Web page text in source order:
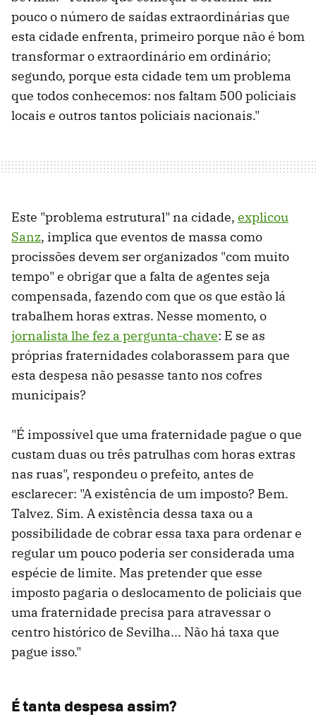
pouco o número de saídas extraordinárias que
esta cidade enfrenta, primeiro porque não é bom
transformar o extraordinário em ordinário;
segundo, porque esta cidade tem um problema
que todos conhecemos: nos faltam 500 policiais
locais e outros tantos policiais nacionais."
Este "problema estrutural" na cidade, explicou
Sanz, implica que eventos de massa como
procissões devem ser organizados "com muito
tempo" e obrigar que a falta de agentes seja
compensada, fazendo com que os que estão lá
trabalhem horas extras. Nesse momento, o
jornalista lhe fez a pergunta-chave: E se as
próprias fraternidades colaborassem para que
esta despesa não pesasse tanto nos cofres
municipais?
"É impossível que uma fraternidade pague o que
custam duas ou três patrulhas com horas extras
nas ruas", respondeu o prefeito, antes de
esclarecer: "A existência de um imposto? Bem.
Talvez. Sim. A existência dessa taxa ou a
possibilidade de cobrar essa taxa para ordenar e
regular um pouco poderia ser considerada uma
espécie de limite. Mas pretender que esse
imposto pagaria o deslocamento de policiais que
uma fraternidade precisa para atravessar o
centro histórico de Sevilha... Não há taxa que
pague isso."
É tanta despesa assim?